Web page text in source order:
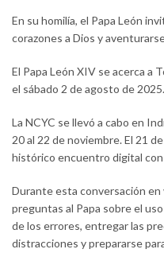
En su homilía, el Papa León
corazones a Dios y
El Papa León XIV se acerca a
el sábado 2 de agosto de
La NCYC se llevó a cabo en
20 al 22 de noviembre. El 21
histórico encuentro digital
Durante esta conversación
preguntas al Papa sobre el
de los errores, entregar las
distracciones y prepararse